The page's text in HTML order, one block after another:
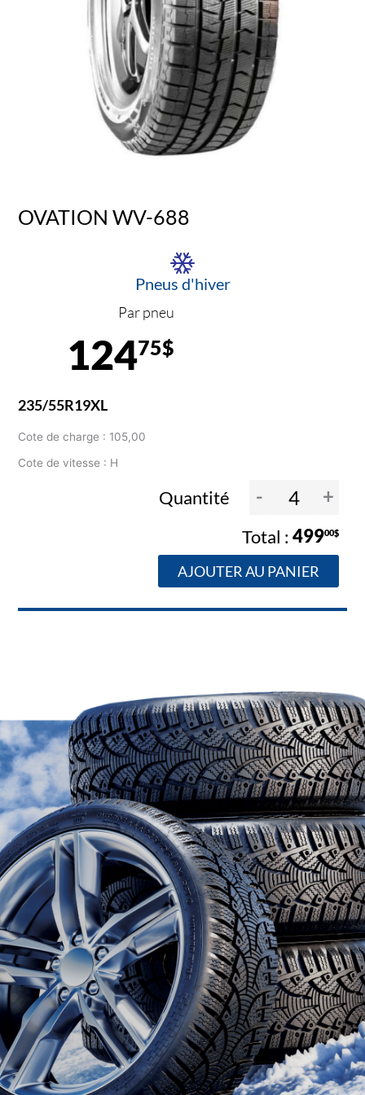
OVATION WV-688
Pneus d'hiver
Par pneu
12475$
235/55R19XL
Cote de charge : 105,00
Cote de vitesse : H
Quantité - +
49900$
AJOUTER AU PANIER